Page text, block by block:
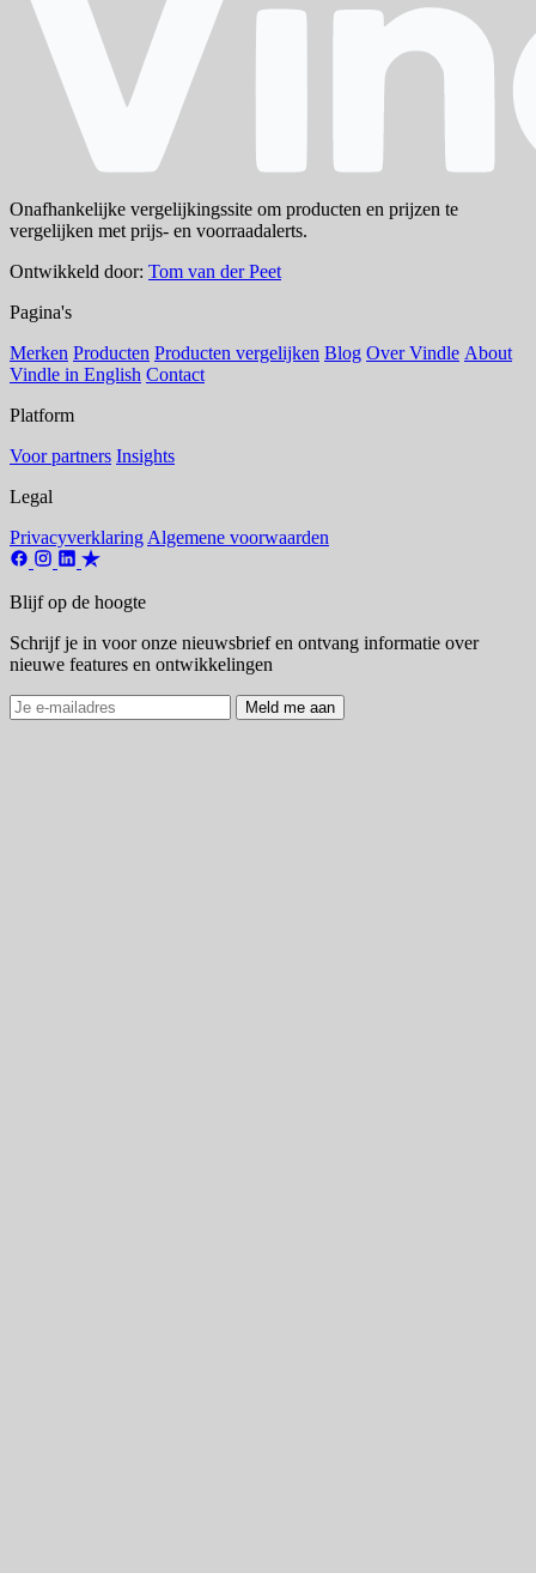
Onafhankelijke vergelijkingssite om producten en prijzen te
vergelijken met prijs- en voorraadalerts.
Ontwikkeld door: Tom van der Peet
Pagina's
Merken Producten Producten vergelijken Blog Over Vindle About
Vindle in English Contact
Platform
Voor partners Insights
Legal
Privacyverklaring Algemene voorwaarden
Blijf op de hoogte
Schrijf je in voor onze nieuwsbrief en ontvang informatie over
nieuwe features en ontwikkelingen
Meld me aan